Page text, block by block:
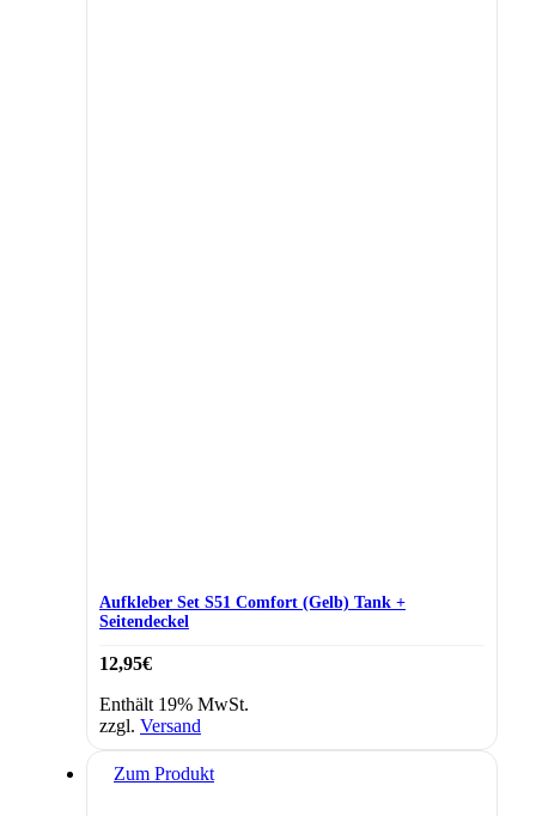
Aufkleber Set S51 Comfort (Gelb) Tank +
Seitendeckel
12,95€
Enthält 19% MwSt.
zzgl. Versand
Zum Produkt